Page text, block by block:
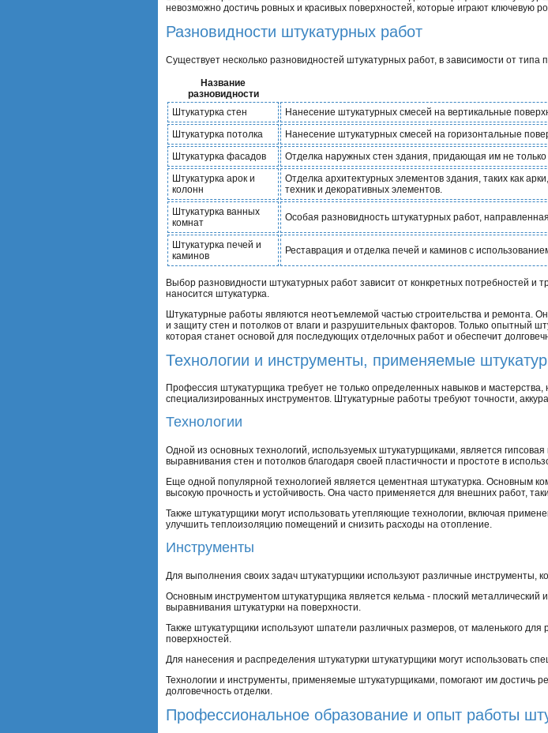
невозможно достичь ровных и красивых поверхностей, которые играют
Разновидности штукатурных работ
Существует несколько разновидностей штукатурных работ, в зависимости от типа
Название
разновидности
Штукатурка стен
Нанесение штукатурных смесей на вертикальные
Штукатурка потолка
Нанесение штукатурных смесей на горизонтальные
Штукатурка фасадов
Отделка наружных стен здания, придающая им не только
Штукатурка арок и
колонн
Отделка архитектурных элементов здания, таких как
техник и декоративных элементов.
Штукатурка ванных
комнат
Особая разновидность штукатурных работ,
Штукатурка печей и
каминов
Реставрация и отделка печей и каминов с
Выбор разновидности штукатурных работ зависит от конкретных потребностей и
наносится штукатурка.
Штукатурные работы являются неотъемлемой частью строительства и ремонта.
и защиту стен и потолков от влаги и разрушительных факторов. Только опытный
которая станет основой для последующих отделочных работ и обеспечит
Технологии и инструменты, применяемые
Профессия штукатурщика требует не только определенных навыков и
специализированных инструментов. Штукатурные работы требуют точности,
Технологии
Одной из основных технологий, используемых штукатурщиками, является
выравнивания стен и потолков благодаря своей пластичности и простоте в
Еще одной популярной технологией является цементная штукатурка. Основным
высокую прочность и устойчивость. Она часто применяется для внешних работ,
Также штукатурщики могут использовать утепляющие технологии, включая
улучшить теплоизоляцию помещений и снизить расходы на отопление.
Инструменты
Для выполнения своих задач штукатурщики используют различные инструменты,
Основным инструментом штукатурщика является кельма - плоский
выравнивания штукатурки на поверхности.
Также штукатурщики используют шпатели различных размеров, от маленького для
поверхностей.
Для нанесения и распределения штукатурки штукатурщики могут использовать
Технологии и инструменты, применяемые штукатурщиками, помогают им достичь
долговечность отделки.
Профессиональное образование и опыт работы